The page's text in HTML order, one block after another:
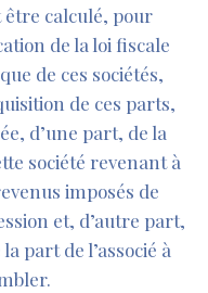
calculé, pour
de la loi fiscale
de ces sociétés,
de ces parts,
d’une part, de la
société revenant à
imposés de
et, d’autre part,
part de l’associé à